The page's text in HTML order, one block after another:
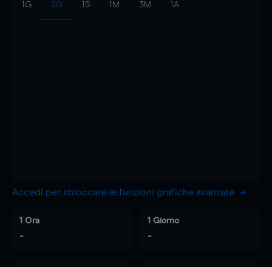
1G 3G 1S 1M 3M 1A
Accedi per sbloccare le funzioni grafiche avanzate
1 Ora
-
1 Giorno
-